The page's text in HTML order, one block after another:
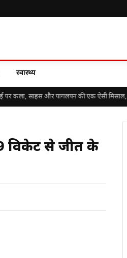
स्वास्थ्य
कला, साहस और पागलपन की एक ऐसी
9 विकेट से जीत के